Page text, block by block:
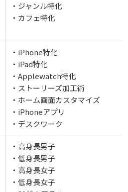
・ジャンル特化
・カフェ特化
・iPhone特化
・iPad特化
・Applewatch特化
・ストーリーズ加工術
・ホーム画面カスタマイズ
・iPhoneアプリ
・デスクワーク
・高身長男子
・低身長男子
・高身長女子
・低身長女子